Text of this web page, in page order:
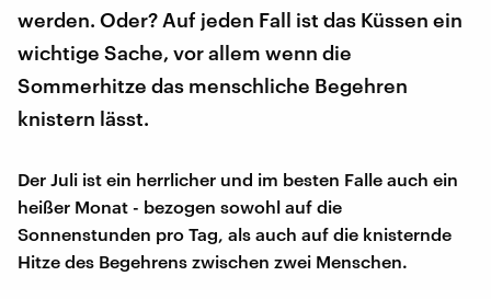
werden. Oder? Auf jeden Fall ist das Küssen ein
wichtige Sache, vor allem wenn die
Sommerhitze das menschliche Begehren
knistern lässt.
Der Juli ist ein herrlicher und im besten Falle auch ein
heißer Monat - bezogen sowohl auf die
Sonnenstunden pro Tag, als auch auf die knisternde
Hitze des Begehrens zwischen zwei Menschen.